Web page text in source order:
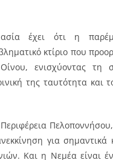
έχει ότι η
κτίριο που
ενισχύοντας τη
της ταυτότητα και
για σημαντικά
Και η Νεμέα είναι